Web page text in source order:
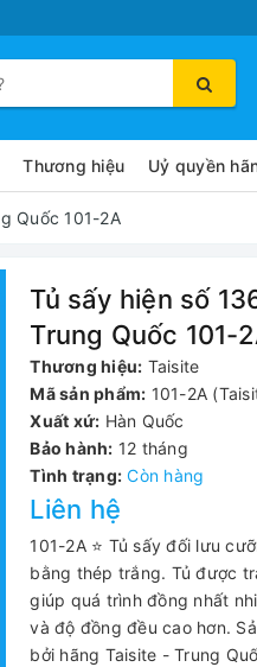
Thương hiệu Uỷ quyền
Quốc 101-2A
Tủ sấy hiện số
Trung Quốc 101-
Thương hiệu: Taisite
Mã sản phẩm: 101-2A
Xuất xứ: Hàn Quốc
Bảo hành: 12 tháng
Tình trạng: Còn hàng
Liên hệ
101-2A ⭐ Tủ sấy đối lưu
bằng thép trắng. Tủ được
giúp quá trình đồng nhất
và độ đồng đều cao hơn.
bởi hãng Taisite - Trung